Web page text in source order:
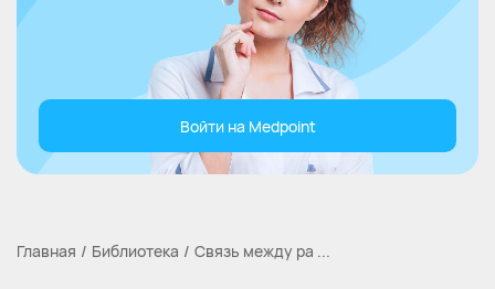
Войти на Medpoint
Главная Библиотека Связь между ра ...